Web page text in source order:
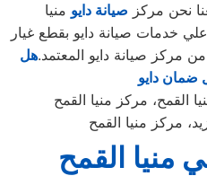
نحن مركز صيانة دايو منيا
خدمات صيانة دايو بقطع غيار
مركز صيانة دايو المعتمد.هل
ضمان دايو
القمح، مركز منيا القمح
مركز منيا القمح
منيا القمح